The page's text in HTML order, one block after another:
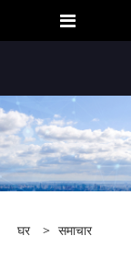
घर > समाचार